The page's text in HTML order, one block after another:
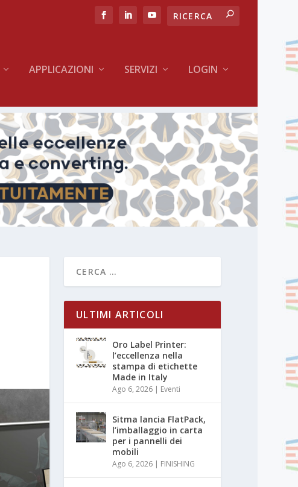
APPLICAZIONI SERVIZI LOGIN
ULTIMI ARTICOLI
Oro Label Printer:
l’eccellenza nella
stampa di etichette
Made in Italy
Ago 6, 2026 | Eventi
Sitma lancia FlatPack,
l’imballaggio in carta
per i pannelli dei
mobili
Ago 6, 2026 | FINISHING